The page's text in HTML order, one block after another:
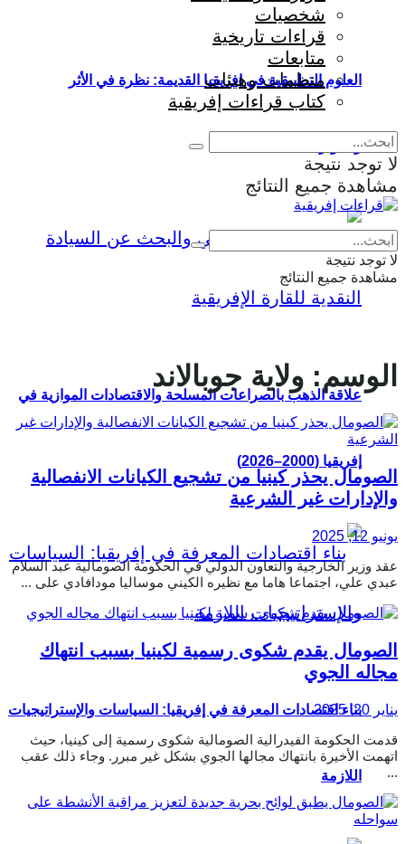
العلوم التطبيقية في إفريقيا القديمة: نظرة في الأثر
والمؤثرات
علاقة الذهب بالصراعات المسلحة والاقتصادات الموازية في
إفريقيا (2000–2026)
بناء اقتصادات المعرفة في إفريقيا: السياسات والإستراتيجيات
اللازمة
شخصيات
قراءات تاريخية
متابعات
منظمات وهيئات
كتاب قراءات إفريقية
لا توجد نتيجة
مشاهدة جميع النتائج
لا توجد نتيجة
مشاهدة جميع النتائج
الوسم: ولاية جوبالاند
الصومال يحذر كينيا من تشجيع الكيانات الانفصالية
والإدارات غير الشرعية
يونيو 12, 2025
عقد وزير الخارجية والتعاون الدولي في الحكومة الصومالية عبد السلام
عبدي علي، اجتماعا هاما مع نظيره الكيني موساليا مودافادي على ...
الصومال يقدم شكوى رسمية لكينيا بسبب انتهاك
مجاله الجوي
يناير 20, 2025
قدمت الحكومة الفيدرالية الصومالية شكوى رسمية إلى كينيا، حيث
اتهمت الأخيرة بانتهاك مجالها الجوي بشكل غير مبرر. وجاء ذلك عقب
...